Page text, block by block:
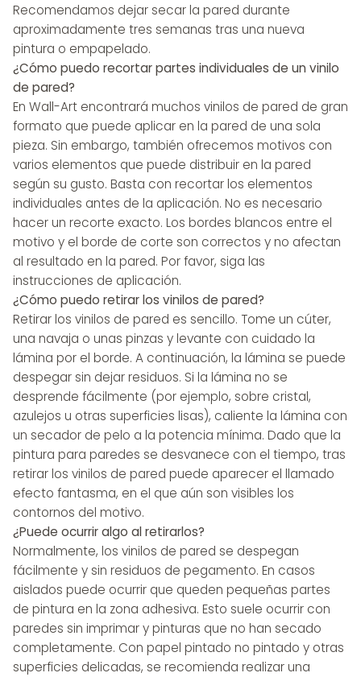
Recomendamos dejar secar la pared durante
aproximadamente tres semanas tras una nueva
pintura o empapelado.
¿Cómo puedo recortar partes individuales de un vinilo
de pared?
En Wall-Art encontrará muchos vinilos de pared de gran
formato que puede aplicar en la pared de una sola
pieza. Sin embargo, también ofrecemos motivos con
varios elementos que puede distribuir en la pared
según su gusto. Basta con recortar los elementos
individuales antes de la aplicación. No es necesario
hacer un recorte exacto. Los bordes blancos entre el
motivo y el borde de corte son correctos y no afectan
al resultado en la pared. Por favor, siga las
instrucciones de aplicación.
¿Cómo puedo retirar los vinilos de pared?
Retirar los vinilos de pared es sencillo. Tome un cúter,
una navaja o unas pinzas y levante con cuidado la
lámina por el borde. A continuación, la lámina se puede
despegar sin dejar residuos. Si la lámina no se
desprende fácilmente (por ejemplo, sobre cristal,
azulejos u otras superficies lisas), caliente la lámina con
un secador de pelo a la potencia mínima. Dado que la
pintura para paredes se desvanece con el tiempo, tras
retirar los vinilos de pared puede aparecer el llamado
efecto fantasma, en el que aún son visibles los
contornos del motivo.
¿Puede ocurrir algo al retirarlos?
Normalmente, los vinilos de pared se despegan
fácilmente y sin residuos de pegamento. En casos
aislados puede ocurrir que queden pequeñas partes
de pintura en la zona adhesiva. Esto suele ocurrir con
paredes sin imprimar y pinturas que no han secado
completamente. Con papel pintado no pintado y otras
superficies delicadas, se recomienda realizar una